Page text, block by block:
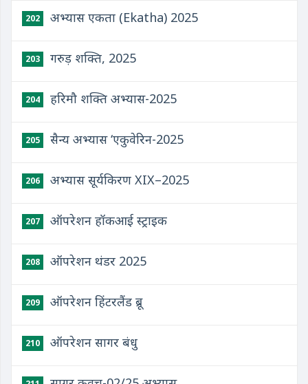
202 अभ्यास एकता (Ekatha) 2025
203 गरुड़ शक्ति, 2025
204 हरिमौ शक्ति अभ्यास-2025
205 सैन्य अभ्यास ‘एकुवेरिन-2025
206 अभ्यास सूर्यकिरण XIX–2025
207 ऑपरेशन हॉकआई स्ट्राइक
208 ऑपरेशन थंडर 2025
209 ऑपरेशन हिंटरलैंड ब्रू
210 ऑपरेशन सागर बंधु